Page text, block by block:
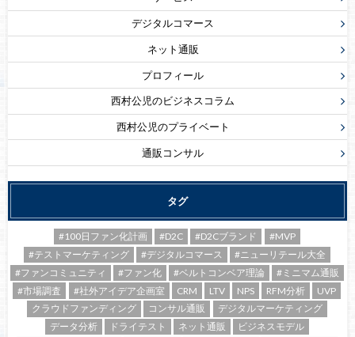
デジタルコマース
ネット通販
プロフィール
西村公児のビジネスコラム
西村公児のプライベート
通販コンサル
タグ
#100日ファン化計画 #D2C #D2Cブランド
#MVP
#テストマーケティング
#デジタルコマース
#ニューリテール大全
#ファンコミュニティ
#ファン化 #ベルトコンベア理論
#ミニマム通販
#市場調査
#社外アイデア企画室 CRM LTV NPS RFM分析
UVP
クラウドファンディング
コンサル通販
デジタルマーケティング
データ分析
ドライテスト ネット通販
ビジネスモデル